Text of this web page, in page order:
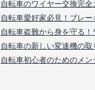
自転車のワイヤー交換完
自転車愛好家必見！ブレ
自転車盗難から身を守る
自転車の新しい変速機の
自転車初心者のためのメ